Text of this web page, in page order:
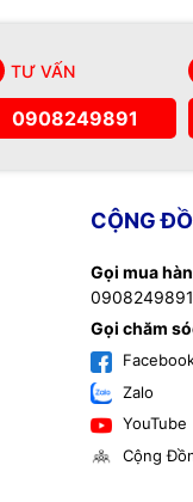
TƯ VẤN
0908249891
CỘNG
Gọi mua
0908249891
Gọi chăm
Zalo
YouTube
Cộng